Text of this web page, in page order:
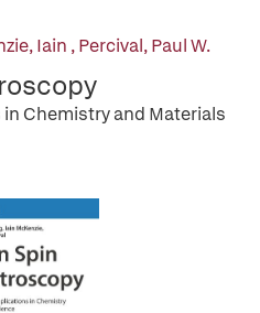
Iain ,Percival, Paul W.
Chemistry and Materials